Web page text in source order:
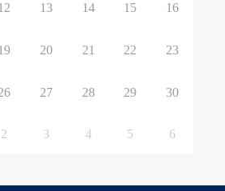
13 14 15 16
20 21 22 23
27 28 29 30
2 3 4 5 6